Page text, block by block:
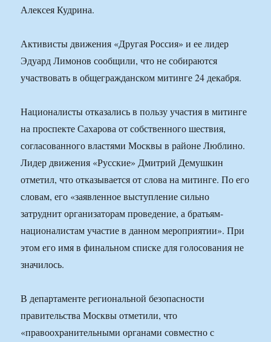
Алексея Кудрина.
Активисты движения «Другая Россия» и ее лидер
Эдуард Лимонов сообщили, что не собираются
участвовать в общегражданском митинге 24 декабря.
Националисты отказались в пользу участия в митинге
на проспекте Сахарова от собственного шествия,
согласованного властями Москвы в районе Люблино.
Лидер движения «Русские» Дмитрий Демушкин
отметил, что отказывается от слова на митинге. По его
словам, его «заявленное выступление сильно
затруднит организаторам проведение, а братьям-
националистам участие в данном мероприятии». При
этом его имя в финальном списке для голосования не
значилось.
В департаменте региональной безопасности
правительства Москвы отметили, что
«правоохранительными органами совместно с